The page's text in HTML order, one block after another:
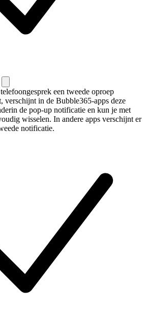
een tweede oproep
verschijnt in de Bubble365-apps deze
de pop-up notificatie en kun je met
wisselen. In andere apps verschijnt er
notificatie.